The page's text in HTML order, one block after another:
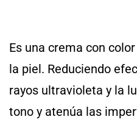
Es una crema con
la piel. Reduciendo
rayos ultravioleta y la
tono y atenúa las